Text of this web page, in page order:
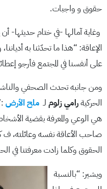
حقوق و واجبات.
وغاية آمالها -في ختام حديثها-
الإعاقة: “هذا ما تحدّثنا به
على أنفسنا في المجتمع فأرجو
ومن جانبه تحدث الصحفي
الحركيةرامي زلوم لـ ملح الأرض
هي الوعي والمعرفة بقضية
صاحب الأعاقة نفسه وعائلته، ف
الحقوق وكلما زادت معرفتنا في
ويشير: “بالنسبة